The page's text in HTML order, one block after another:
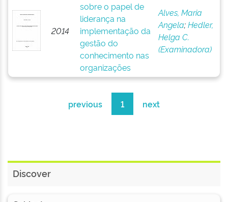
2014
sobre o papel de
liderança na
implementação da
gestão do
conhecimento nas
organizações
Alves, Maria
Angela;Hedler,
Helga C.
(Examinadora)
previous 1 next
Discover